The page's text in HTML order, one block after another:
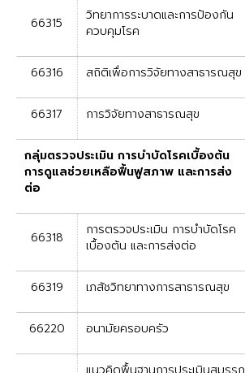
66315
วิทยาการระบาดและการป้องกัน
ควบคุมโรค
66316 สถิติเพื่อการวิจัยทางสาธารณสุข
66317 การวิจัยทางสาธารณสุข
กลุ่มตรวจประเมิน การบำบัดโรคเบื้องต้น
การดูแลช่วยเหลือฟื้นฟูสภาพ และการส่ง
ต่อ
66318
การตรวจประเมิน การบำบัดโรค
เบื้องต้น และการส่งต่อ
66319 เภสัชวิทยาทางการสาธารณสุข
66220 อนามัยครอบครัว